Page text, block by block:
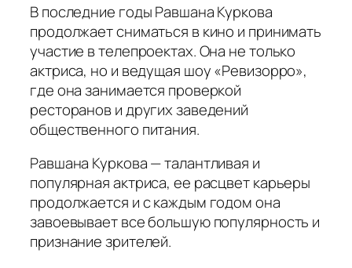
В последние годы Равшана Куркова
продолжает сниматься в кино и принимать
участие в телепроектах. Она не только
актриса, но и ведущая шоу «Ревизорро»,
где она занимается проверкой
ресторанов и других заведений
общественного питания.
Равшана Куркова — талантливая и
популярная актриса, ее расцвет карьеры
продолжается и с каждым годом она
завоевывает все большую популярность и
признание зрителей.